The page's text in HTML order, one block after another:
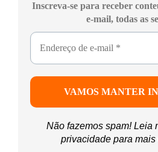
Inscreva-se para receber
e-mail, todas as
Não fazemos spam! Leia
privacidadepara mais